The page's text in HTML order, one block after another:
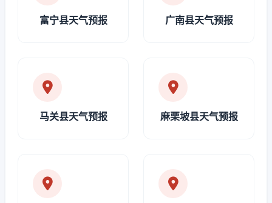
富宁县天气预报 广南县天气预报
马关县天气预报 麻栗坡县天气预报